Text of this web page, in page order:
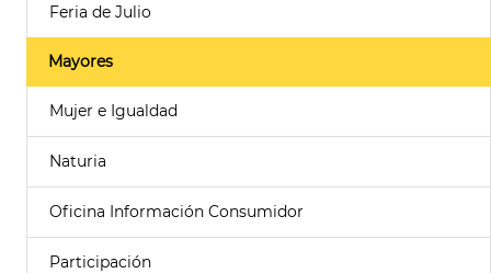
Feria de Julio
Mayores
Mujer e Igualdad
Naturia
Oficina Información Consumidor
Participación